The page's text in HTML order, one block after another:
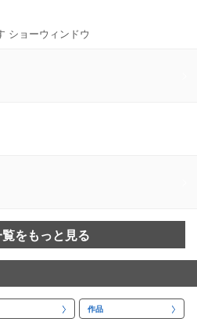
ショーウィンドウ
をもっと見る
作品